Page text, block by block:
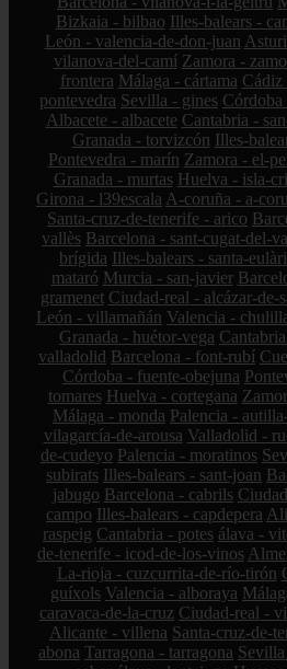
Bizkaia - bilbao Illes-balears -
León - valencia-de-don-juan
vilanova-del-camí Zamora -
frontera Málaga - cártama Cádiz
pontevedra Sevilla - gines
Albacete - albacete Cantabria -
Granada - torvizcón Illes-
Pontevedra - marín Zamora - el-
Granada - murtas Huelva - isla-
Girona - l39escala A-coruña - a-
Santa-cruz-de-tenerife - arico
vallès Barcelona - sant-cugat-del-
brígida Illes-balears - santa-
mataró Murcia - san-javier
gramenet Ciudad-real - alcázar-de-
León - villamañán Valencia -
Granada - huétor-vega
valladolid Barcelona - font-rubí
Córdoba - fuente-obejuna
tomares Huelva - cortegana
Málaga - monda Palencia -
vilagarcía-de-arousa Valladolid -
de-cudeyo Palencia - moratinos
subirats Illes-balears - sant-joan
jabugo Barcelona - cabrils
campo Illes-balears - capdepera
raspeig Cantabria - potes álava -
de-tenerife - icod-de-los-vinos
La-rioja - cuzcurrita-de-río-tirón
guíxols Valencia - alboraya
caravaca-de-la-cruz Ciudad-real -
Alicante - villena Santa-cruz-de-
abona Tarragona - tarragona